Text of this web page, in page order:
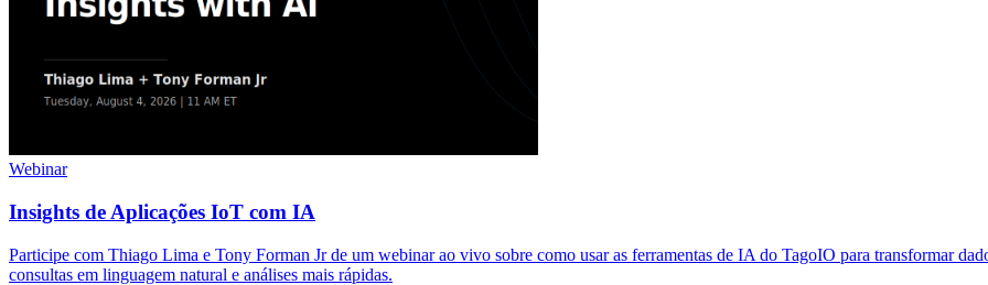
Webinar
Insights de Aplicações IoT com IA
Participe com Thiago Lima e Tony Forman Jr de um webinar ao vivo sobre como usar as ferramentas de IA do TagoIO para transformar
consultas em linguagem natural e análises mais rápidas.